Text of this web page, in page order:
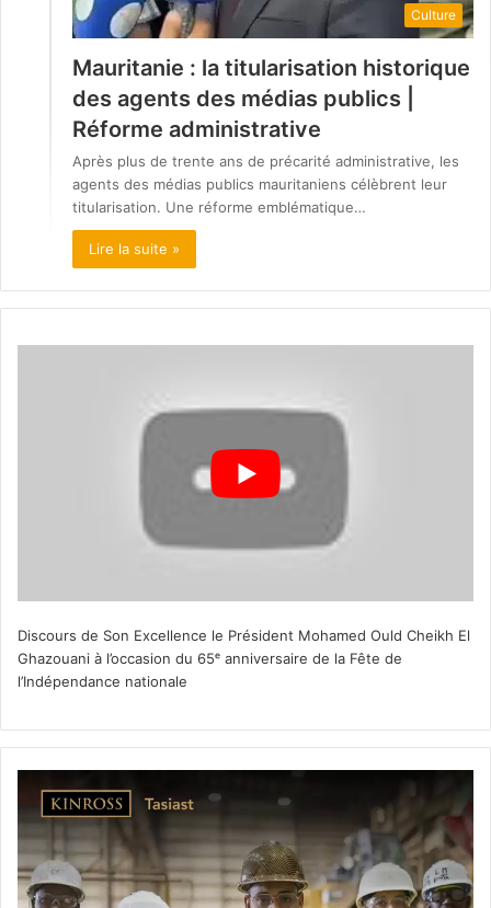
Culture
Mauritanie : la titularisation historique
des agents des médias publics |
Réforme administrative
Après plus de trente ans de précarité administrative, les
agents des médias publics mauritaniens célèbrent leur
titularisation. Une réforme emblématique…
Lire la suite »
Discours de Son Excellence le Président Mohamed Ould Cheikh El
Ghazouani à l’occasion du 65ᵉ anniversaire de la Fête de
l’Indépendance nationale